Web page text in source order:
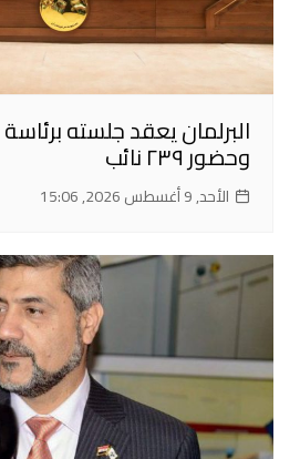
البرلمان يعقد جلسته
وحضور ٢٣٩ نائب
الأحد, 9 أغسطس 2026, 15:06